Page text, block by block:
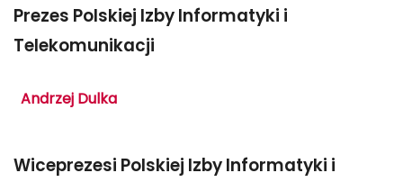
Prezes Polskiej Izby Informatyki i
Telekomunikacji
Andrzej Dulka
Wiceprezesi Polskiej Izby Informatyki i